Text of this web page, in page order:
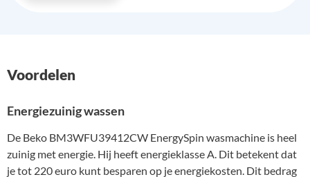
Voordelen
Energiezuinig wassen
De Beko BM3WFU39412CW EnergySpin wasmachine is heel
zuinig met energie. Hij heeft energieklasse A. Dit betekent dat
je tot 220 euro kunt besparen op je energiekosten. Dit bedrag